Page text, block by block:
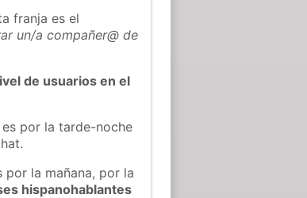
franja es el
un/a compañer@ de
de usuarios en el
por la tarde-noche
por la mañana, por la
hispanohablantes